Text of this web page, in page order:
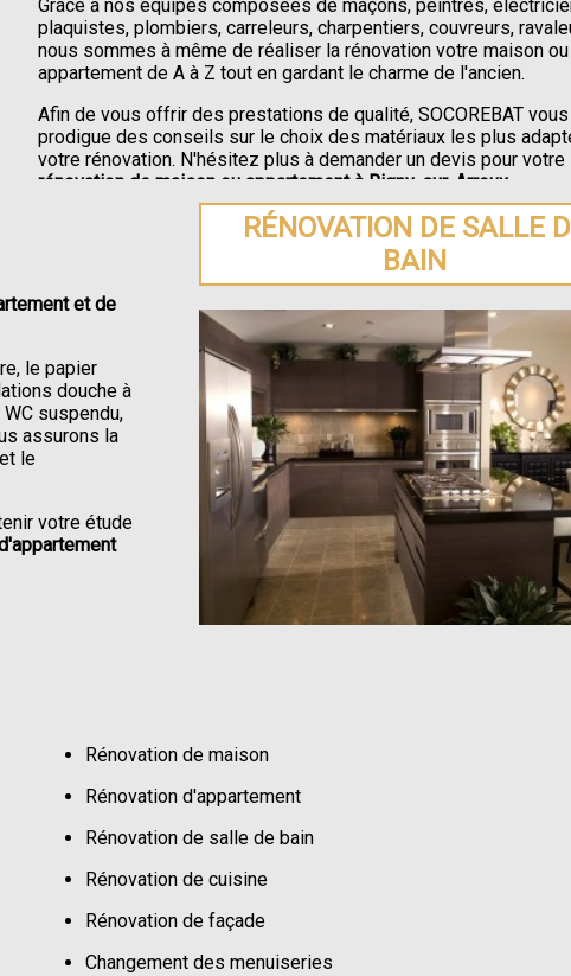
Grâce à nos équipes composées de maçons, peintres,
plaquistes, plombiers, carreleurs, charpentiers, couvreurs,
nous sommes à même de réaliser la rénovation votre maison
appartement de A à Z tout en gardant le charme de l'ancien.
Afin de vous offrir des prestations de qualité, SOCOREBAT vous
prodigue des conseils sur le choix des matériaux les plus
votre rénovation. N'hésitez plus à demander un devis pour votre
rénovation de maison ou appartement à Rigny-sur-Arroux.
RÉNOVATION DE SALLE
BAIN
et de
le papier
douche à
suspendu,
assurons la
le
votre étude
Rénovation de maison
Rénovation d'appartement
Rénovation de salle de bain
Rénovation de cuisine
Rénovation de façade
Changement des menuiseries